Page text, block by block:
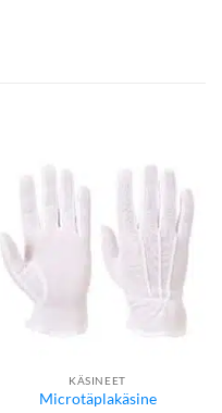
KÄSINEET
Microtäplakäsine